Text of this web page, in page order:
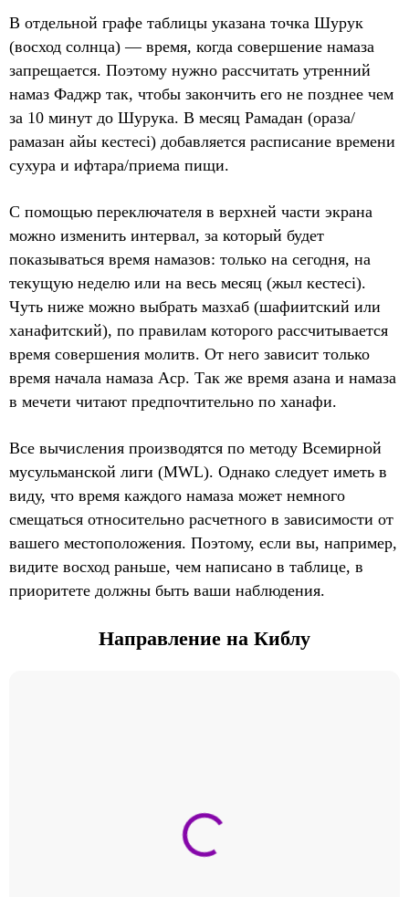
В отдельной графе таблицы указана точка Шурук
(восход солнца) — время, когда совершение намаза
запрещается. Поэтому нужно рассчитать утренний
намаз Фаджр так, чтобы закончить его не позднее чем
за 10 минут до Шурука. В месяц Рамадан (ораза/
рамазан айы кестесі) добавляется расписание времени
сухура и ифтара/приема пищи.
С помощью переключателя в верхней части экрана
можно изменить интервал, за который будет
показываться время намазов: только на сегодня, на
текущую неделю или на весь месяц (жыл кестесі).
Чуть ниже можно выбрать мазхаб (шафиитский или
ханафитский), по правилам которого рассчитывается
время совершения молитв. От него зависит только
время начала намаза Аср. Так же время азана и намаза
в мечети читают предпочтительно по ханафи.
Все вычисления производятся по методу Всемирной
мусульманской лиги (MWL). Однако следует иметь в
виду, что время каждого намаза может немного
смещаться относительно расчетного в зависимости от
вашего местоположения. Поэтому, если вы, например,
видите восход раньше, чем написано в таблице, в
приоритете должны быть ваши наблюдения.
Направление на Киблу